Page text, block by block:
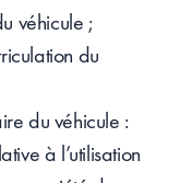
véhicule ;
du
du véhicule :
à l’utilisation